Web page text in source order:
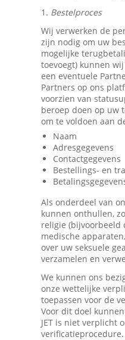
1. Bestelproces
Wij verwerken de
zijn nodig om uw
mogelijke
toevoegt) kunnen
een eventuele
Partners op ons
voorzien van
beroep doen op uw
om te voldoen aan
Naam
Adresgegevens
Contactgegevens
Bestellings- en
Als onderdeel van
kunnen onthullen,
religie (bijvoorbeeld
medische
over uw seksuele
verzamelen en
We kunnen ons
onze wettelijke
toepassen voor de
Voor dit doel
JET is niet verplicht
verificatieprocedure.